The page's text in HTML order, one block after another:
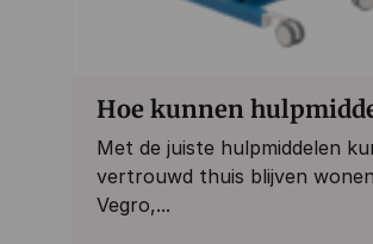
Hoe kunnen
Met de juiste hulpmiddelen
vertrouwd thuis blijven
Vegro,...